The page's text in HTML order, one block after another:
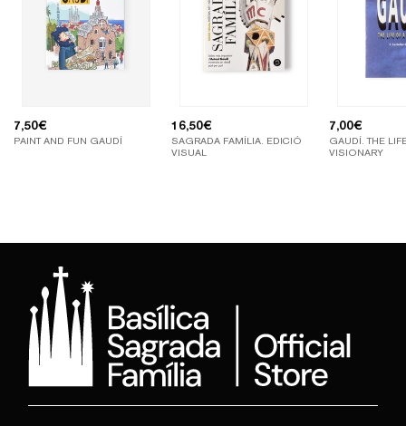
7,50€
PAINT AND FUN GAUDÍ
16,50€
SAGRADA FAMÍLIA. EDICIÓ
VISUAL
7,00€
GAUDÍ. THE
VISIONARY